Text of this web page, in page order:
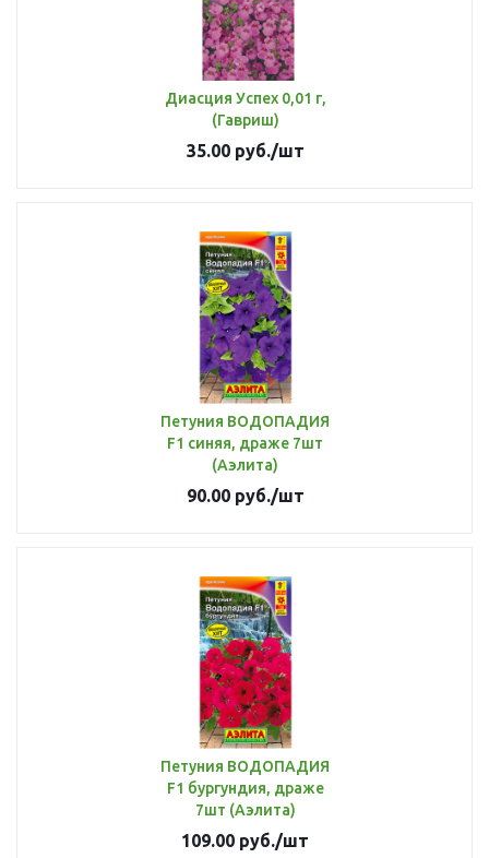
Диасция Успех 0,01 г,
(Гавриш)
35.00руб./шт
Петуния ВОДОПАДИЯ
F1 синяя, драже 7шт
(Аэлита)
90.00руб./шт
Петуния ВОДОПАДИЯ
F1 бургундия, драже
7шт (Аэлита)
109.00 руб./шт